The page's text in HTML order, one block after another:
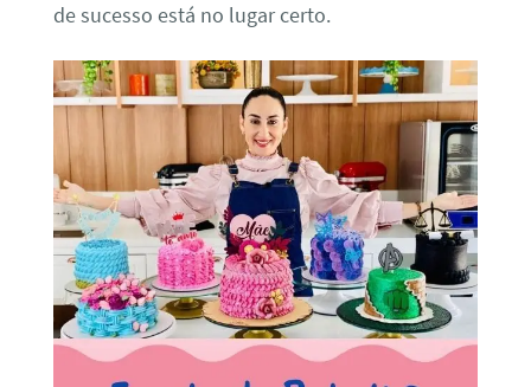
de sucesso está no lugar certo.